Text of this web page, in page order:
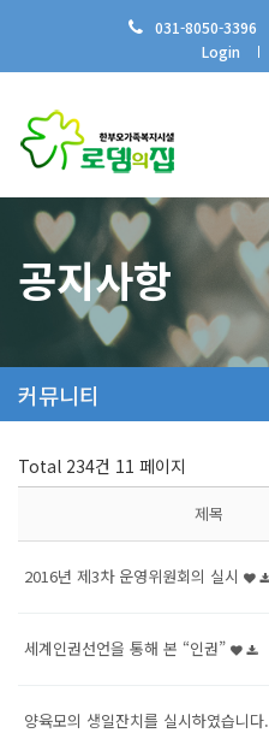
031-8050-3396
Login
공지사항
커뮤니티
Total 234건 11 페이지
제목
2016년 제3차 운영위원회의 실시
세계인권선언을 통해 본 “인권”
양육모의 생일잔치를 실시하였습니다.